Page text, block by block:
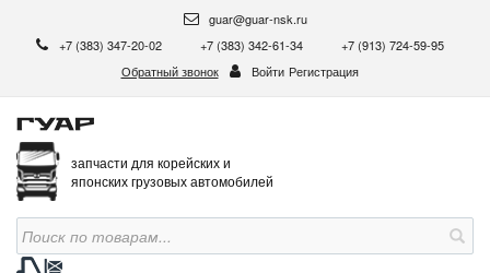
guar@guar-nsk.ru
+7 (383) 347-20-02
+7 (383) 342-61-34
+7 (913) 724-59-95
Обратный звонок
Войти Регистрация
запчасти для корейских и
японских грузовых автомобилей